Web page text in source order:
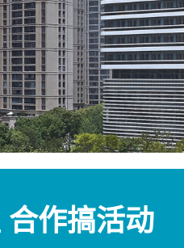
合作搞活动